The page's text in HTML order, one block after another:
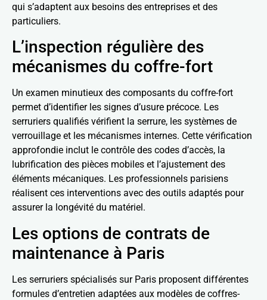
qui s’adaptent aux besoins des entreprises et des
particuliers.
L’inspection régulière des
mécanismes du coffre-fort
Un examen minutieux des composants du coffre-fort
permet d’identifier les signes d’usure précoce. Les
serruriers qualifiés vérifient la serrure, les systèmes de
verrouillage et les mécanismes internes. Cette vérification
approfondie inclut le contrôle des codes d’accès, la
lubrification des pièces mobiles et l’ajustement des
éléments mécaniques. Les professionnels parisiens
réalisent ces interventions avec des outils adaptés pour
assurer la longévité du matériel.
Les options de contrats de
maintenance à Paris
Les serruriers spécialisés sur Paris proposent différentes
formules d’entretien adaptées aux modèles de coffres-